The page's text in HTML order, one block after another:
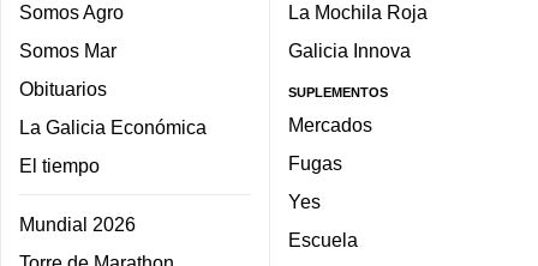
Somos Agro
Somos Mar
Obituarios
La Galicia Económica
El tiempo
Mundial 2026
La Mochila Roja
Galicia Innova
SUPLEMENTOS
Mercados
Fugas
Yes
Escuela